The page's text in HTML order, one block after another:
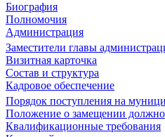
Биография
Полномочия
Администрация
Заместители главы
Визитная карточка
Состав и структура
Кадровое обеспечение
Порядок поступления на
Положение о замещении
Квалификационные требования